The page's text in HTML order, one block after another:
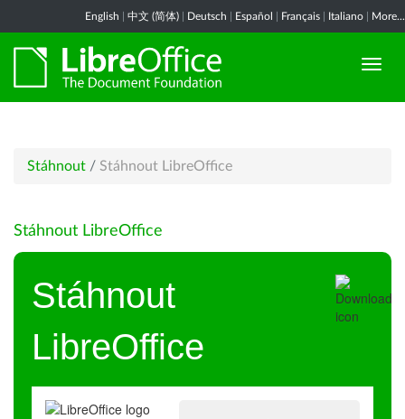
English 中文 (简体) Deutsch Español Français Italiano More...
Stáhnout / Stáhnout LibreOffice
Stáhnout LibreOffice
Stáhnout
LibreOffice